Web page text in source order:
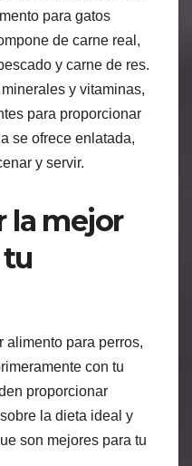
para gatos
de carne real,
y carne de res.
y vitaminas,
para proporcionar
se ofrece enlatada,
y servir.
la mejor
alimento para perros,
con tu
proporcionar
la dieta ideal y
son mejores para tu